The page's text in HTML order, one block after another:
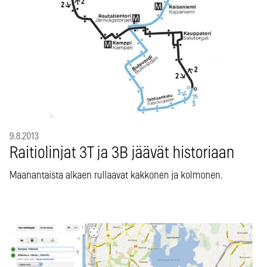
9.8.2013
Raitiolinjat 3T ja 3B jäävät historiaan
Maanantaista alkaen rullaavat kakkonen ja kolmonen.